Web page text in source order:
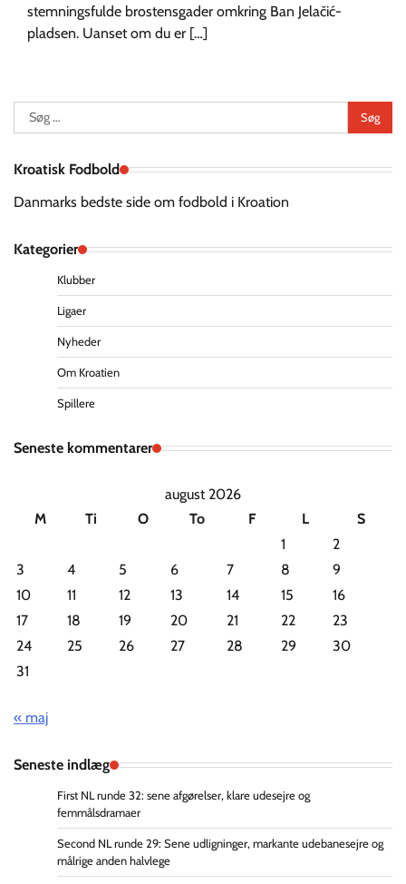
stemningsfulde brostensgader omkring Ban Jelačić-
pladsen. Uanset om du er […]
Søg
efter:
Kroatisk Fodbold
Danmarks bedste side om fodbold i Kroation
Kategorier
Klubber
Ligaer
Nyheder
Om Kroatien
Spillere
Seneste kommentarer
august 2026
M
Ti O To F L
S
1
2
3
4 5 6 7 8
9
10
11 12 13 14 15
16
17
18 19 20 21 22
23
24
25 26 27 28 29
30
31
« maj
Seneste indlæg
First NL runde 32: sene afgørelser, klare udesejre og
femmålsdramaer
Second NL runde 29: Sene udligninger, markante udebanesejre og
målrige anden halvlege